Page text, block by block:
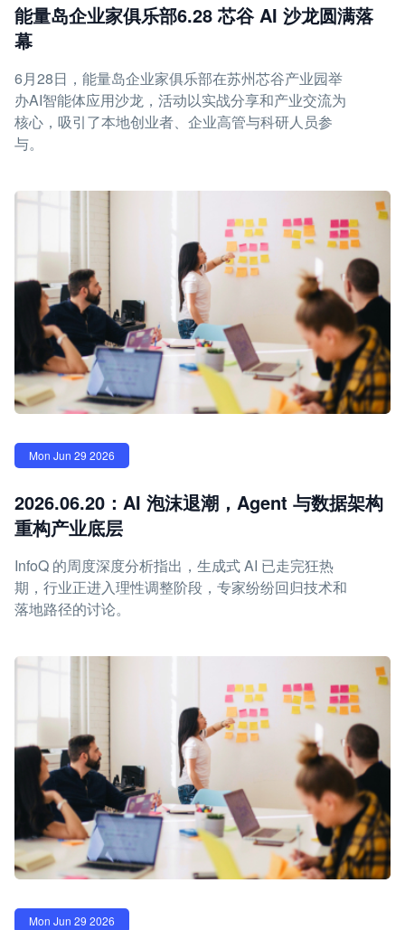
能量岛企业家俱乐部6.28 芯谷 AI 沙龙圆满落
幕
6月28日，能量岛企业家俱乐部在苏州芯谷产业园举
办AI智能体应用沙龙，活动以实战分享和产业交流为
核心，吸引了本地创业者、企业高管与科研人员参
与。
Mon Jun 29 2026
2026.06.20：AI 泡沫退潮，Agent 与数据架构
重构产业底层
InfoQ 的周度深度分析指出，生成式 AI 已走完狂热
期，行业正进入理性调整阶段，专家纷纷回归技术和
落地路径的讨论。
Mon Jun 29 2026